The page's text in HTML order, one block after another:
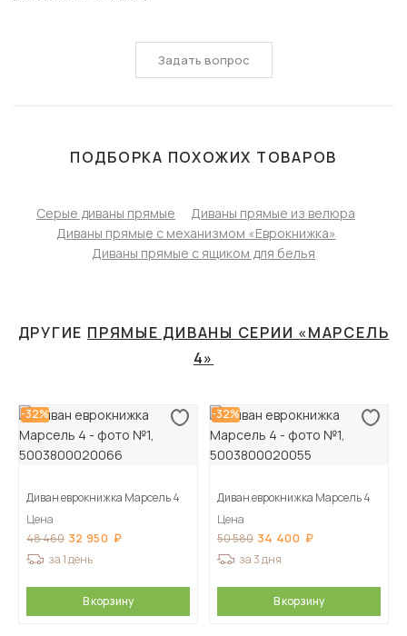
Задать вопрос
ПОДБОРКА ПОХОЖИХ ТОВАРОВ
Серые диваны прямые
Диваны прямые из велюра
Диваны прямые с механизмом «Еврокнижка»
Диваны прямые с ящиком для белья
ДРУГИЕ ПРЯМЫЕ ДИВАНЫ СЕРИИ «МАРСЕЛЬ
4»
-32%
Диван еврокнижка Марсель 4
Цена
48 460 32 950
за 1 день
В корзину
-32%
Диван еврокнижка Марсель 4
Цена
50 580 34 400
за 3 дня
В корзину